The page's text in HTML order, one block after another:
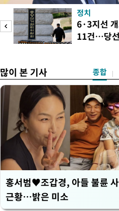
정치
6·3지선
11건…당
많이 본 기사 종합
홍서범♥조갑경, 아들 불륜
근황…밝은 미소